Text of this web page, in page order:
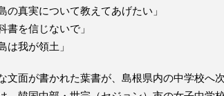
の真実について教えてあげたい」
書を信じないで」
は我が領土」
文面が書かれた葉書が、島根県内の中学校へ